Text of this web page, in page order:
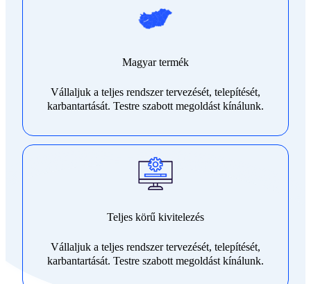
Magyar termék
Vállaljuk a teljes rendszer tervezését, telepítését,
karbantartását. Testre szabott megoldást kínálunk.
Teljes körű kivitelezés
Vállaljuk a teljes rendszer tervezését, telepítését,
karbantartását. Testre szabott megoldást kínálunk.